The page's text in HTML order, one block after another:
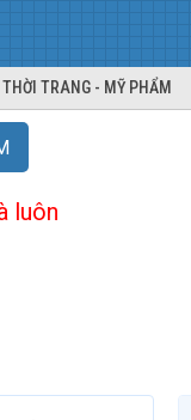
THỜI TRANG - MỸ PHẨM
luôn